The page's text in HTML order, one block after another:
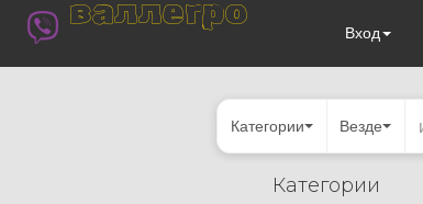
валлегро
Вход
Категории Везде
Категории